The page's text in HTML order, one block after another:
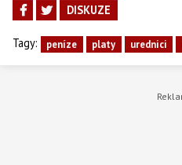
DISKUZE
Tagy: peníze platy urednici